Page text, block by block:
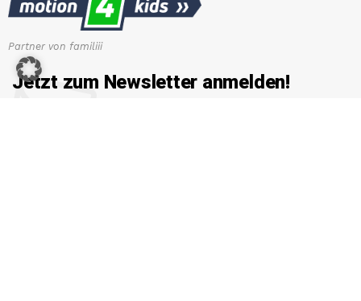
Partner von familiii
Jetzt zum Newsletter anmelden!